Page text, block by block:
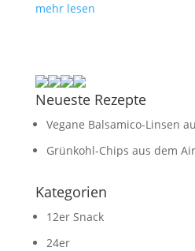
mehr lesen
Neueste Rezepte
Vegane Balsamico-Linsen
Grünkohl-Chips aus dem
Kategorien
12er Snack
24er